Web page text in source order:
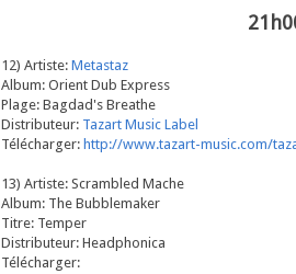
12) Artiste: Metastaz
Album: Orient Dub Express
Plage: Bagdad's Breathe
Distributeur: Tazart Music Label
Télécharger: http://www.tazart-music.com/
13) Artiste: Scrambled Mache
Album: The Bubblemaker
Titre: Temper
Distributeur: Headphonica
Télécharger: